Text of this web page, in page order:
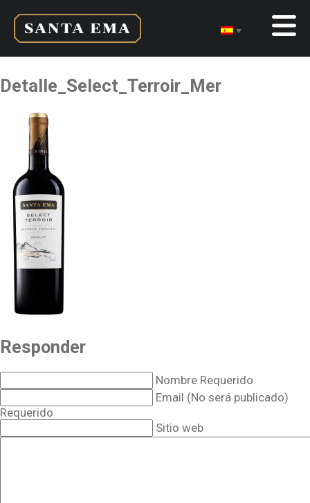
Detalle_Select_Terroir_Mer
Responder
Nombre Requerido
Email (No será publicado)
Requerido
Sitio web